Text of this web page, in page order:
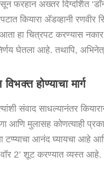
फरहान अख्तर दिग्दर्शित
कियारा अ‍ॅडव्हानी रणवीर
हा चित्रपट करण्यास
घेतला आहे. तथापि,
होण्याचा मार्ग
संवाद साधल्यानंतर
आणि मुलासह कोणत्याही
टप्प्याचा आनंद घ्यायचा आहे
2’ शूट करण्यात व्यस्त आहे.